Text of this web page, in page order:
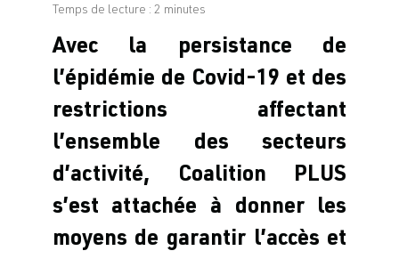
Temps de lecture : 2 minutes
Avec la persistance de
l’épidémie de Covid-19 et des
restrictions affectant
l’ensemble des secteurs
d’activité, Coalition PLUS
s’est attachée à donner les
moyens de garantir l’accès et